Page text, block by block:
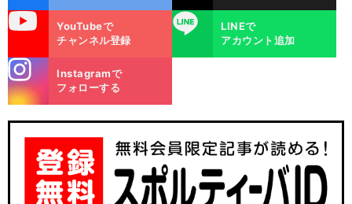
YouTubeで
チャンネル登録
LINE
LINEで
アカウント追加
m
Instagramで
フォローする